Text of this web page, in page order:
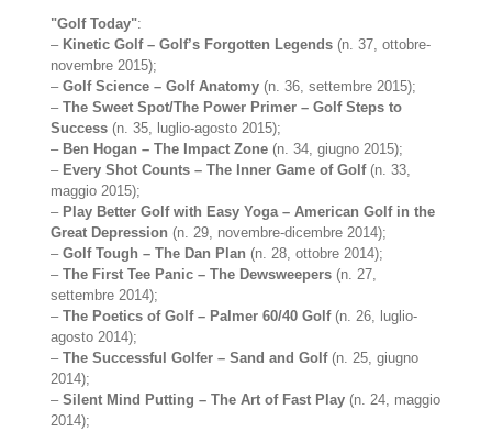
"Golf Today":
– Kinetic Golf – Golf’s Forgotten Legends (n. 37, ottobre-
novembre 2015);
–Golf Science – Golf Anatomy (n. 36, settembre 2015);
–The Sweet Spot/The Power Primer – Golf Steps to
Success (n. 35, luglio-agosto 2015);
– Ben Hogan – The Impact Zone (n. 34, giugno 2015);
– Every Shot Counts – The Inner Game of Golf(n. 33,
maggio 2015);
– Play Better Golf with Easy Yoga – American Golf in the
Great Depression (n. 29, novembre-dicembre 2014);
–Golf Tough – The Dan Plan (n. 28, ottobre 2014);
–The First Tee Panic – The Dewsweepers (n. 27,
settembre 2014);
–The Poetics of Golf – Palmer 60/40 Golf(n. 26, luglio-
agosto 2014);
–The Successful Golfer – Sand and Golf(n. 25, giugno
2014);
–Silent Mind Putting – The Art of Fast Play (n. 24, maggio
2014);